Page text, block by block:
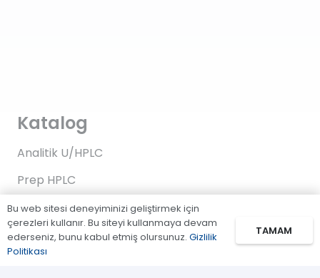
Katalog
Analitik U/HPLC
Prep HPLC
FPLC
Gaz Kromatografi
Bu web sitesi deneyiminizi geliştirmek için
çerezleri kullanır. Bu siteyi kullanmaya devam
ederseniz, bunu kabul etmiş olursunuz. Gizlilik
Politikası
TAMAM